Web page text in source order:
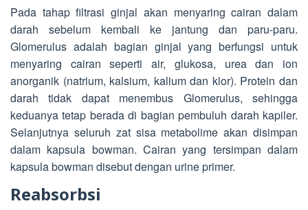
Pada tahap filtrasi ginjal akan menyaring cairan dalam
darah sebelum kembali ke jantung dan paru-paru.
Glomerulus adalah bagian ginjal yang berfungsi untuk
menyaring cairan seperti air, glukosa, urea dan ion
anorganik (natrium, kalsium, kalium dan klor). Protein dan
darah tidak dapat menembus Glomerulus, sehingga
keduanya tetap berada di bagian pembuluh darah kapiler.
Selanjutnya seluruh zat sisa metabolime akan disimpan
dalam kapsula bowman. Cairan yang tersimpan dalam
kapsula bowman disebut dengan urine primer.
Reabsorbsi